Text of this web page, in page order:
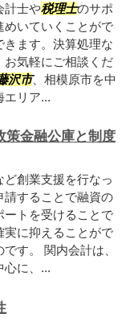
計士や税理士のサポ
めいていくことがで
きます。決算処理な
お気軽にご相談くだ
沢市、相模原市を中
エリア...
策金融公庫と制度
ど創業支援を行なっ
請することで融資の
ートを受けることで
実に抑えることがで
す。 関内会計は、
心に、...